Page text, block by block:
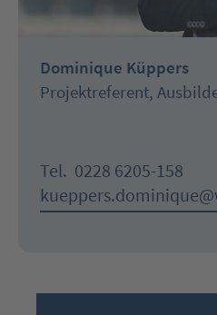
Dominique Küppers
Projektreferent,
Tel. 0228 6205-158